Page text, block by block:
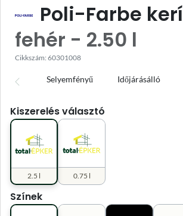
Poli-Farbe
fehér - 2.50 l
Cikkszám: 60301008
Selyemfényű Időjárásálló
Kiszerelés választó
0.75 l
2.5 l
Színek